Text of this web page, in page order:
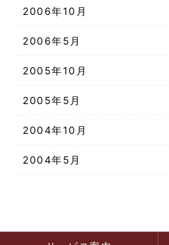
2006年10月
2006年5月
2005年10月
2005年5月
2004年10月
2004年5月